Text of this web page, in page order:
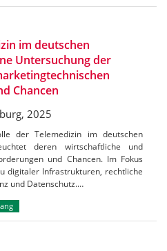
im deutschen
Untersuchung der
Chancen
2025
der Telemedizin im deutschen
deren wirtschaftliche und
und Chancen. Im Fokus
digitaler Infrastrukturen, rechtliche
und Datenschutz.…